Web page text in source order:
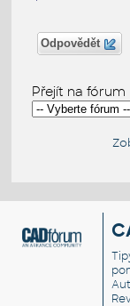
Odpovědět
Přejít na fórum